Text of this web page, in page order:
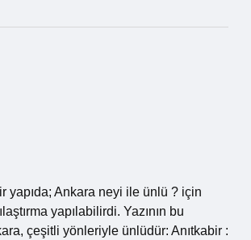
yapıda; Ankara neyi ile ünlü ? için
yapılabilirdi. Yazının bu
çeşitli yönleriyle ünlüdür: Anıtkabir :